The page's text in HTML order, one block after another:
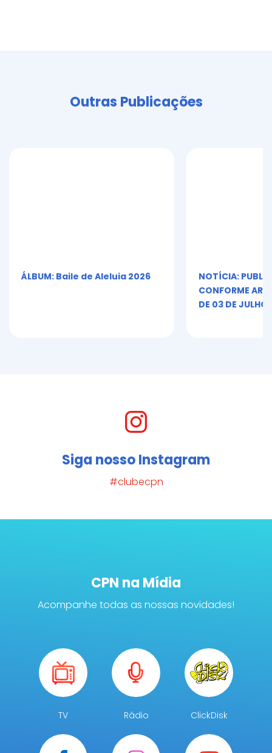
Outras Publicações
ÁLBUM: Baile de Aleluia 2026
NOTÍCIA:
CONFORME ART.
DE 03 DE JULHO
Siga nosso Instagram
#clubecpn
CPN na Mídia
Acompanhe todas as nossas novidades!
TV Rádio ClickDisk